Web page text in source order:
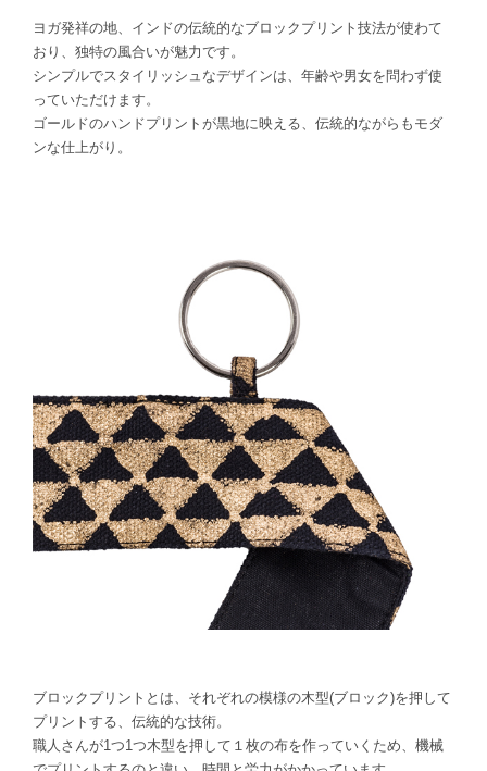
ヨガ発祥の地、インドの伝統的なブロックプリント技法が使わて
おり、独特の風合いが魅力です。
シンプルでスタイリッシュなデザインは、年齢や男女を問わず使
っていただけます。
ゴールドのハンドプリントが黒地に映える、伝統的ながらもモダ
ンな仕上がり。
ブロックプリントとは、それぞれの模様の木型(ブロック)を押して
プリントする、伝統的な技術。
職人さんが1つ1つ木型を押して１枚の布を作っていくため、機械